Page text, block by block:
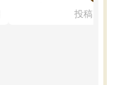
項目のおかげで、手軽
投稿日：